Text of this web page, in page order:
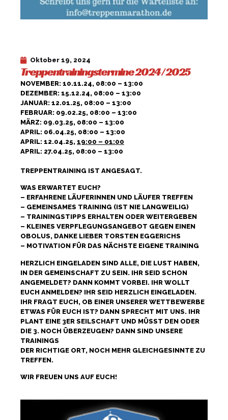
Oktober 19, 2024
Treppentrainingstermine 2024 / 2025
NOVEMBER: 10.11.24, 08:00 – 13:00
DEZEMBER: 15.12.24, 08:00 – 13:00
JANUAR: 12.01.25, 08:00 – 13:00
FEBRUAR: 09.02.25, 08:00 – 13:00
MÄRZ: 09.03.25, 08:00 – 13:00
APRIL: 06.04.25, 08:00 – 13:00
APRIL: 12.04.25, 19:00 – 01:00
APRIL: 27.04.25, 08:00 – 13:00
TREPPENTRAINING IST ANGESAGT.
WAS ERWARTET EUCH?
– ERFAHRENE LÄUFERINNEN UND LÄUFER TREFFEN
– GEMEINSAMES TRAINING (IST NIE LANGWEILIG)
– TRAININGSTIPPS ERHALTEN ODER WEITERGEBEN
– KLEINES VERPFLEGUNGSANGEBOT GEGEN EINEN
OBOLUS, DANKE LIEBER TORSTEN EGGERICHS
– MOTIVATION FÜR DAS NÄCHSTE EIGENE TRAINING
HERZLICH EINGELADEN SIND ALLE, DIE LUST HABEN,
IN DER GEMEINSCHAFT ZU SEIN. IHR SEID SCHON
ANGEMELDET? DANN KOMMT VORBEI. IHR WOLLT
EUCH ANMELDEN? IHR SEID HERZLICH EINGELADEN.
IHR FRAGT EUCH, OB EINER UNSERER WETTBEWERBE
ETWAS FÜR EUCH IST? DANN SPRECHT MIT UNS. IHR
PLANT EINE 3ER SEILSCHAFT UND MÜSST DEN ODER
DIE 3. NOCH ÜBERZEUGEN? DANN SIND UNSERE
TRAININGS
DER RICHTIGE ORT, NOCH MEHR GLEICHGESINNTE ZU
TREFFEN.
WIR FREUEN UNS AUF EUCH!